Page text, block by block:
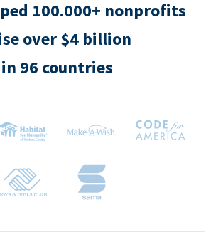
100.000+ nonprofits
over $4 billion
in 96 countries